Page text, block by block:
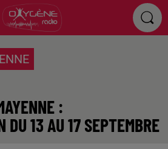
:
DU 13 AU 17 SEPTEMBRE